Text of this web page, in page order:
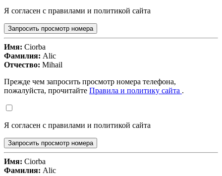
Я согласен с правилами и политикой сайта
Запросить просмотр номера
Имя: Ciorba
Фамилия: Alic
Отчество: Mihail
Прежде чем запросить просмотр номера телефона,
пожалуйста, прочитайте Правила и политику сайта .
Я согласен с правилами и политикой сайта
Запросить просмотр номера
Имя: Ciorba
Фамилия: Alic